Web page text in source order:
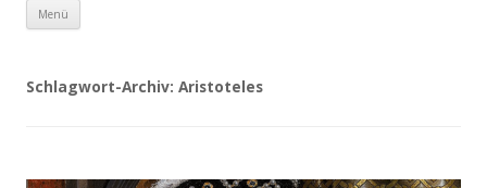
Menü
Schlagwort-Archiv: Aristoteles